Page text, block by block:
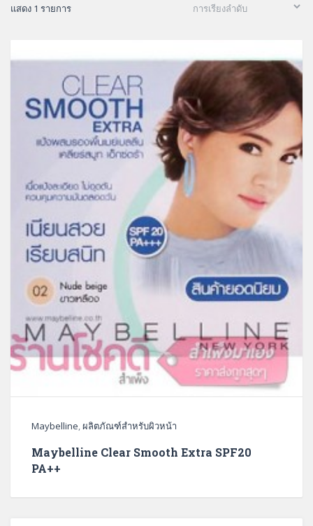
แสดง 1 รายการ
Maybelline,ผลิตภัณฑ์สำหรับผิวหน้า
Maybelline Clear Smooth Extra SPF20
PA++